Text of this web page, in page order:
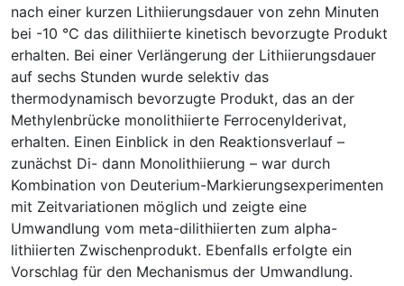
nach einer kurzen Lithiierungsdauer von zehn Minuten
bei -10 °C das dilithiierte kinetisch bevorzugte Produkt
erhalten. Bei einer Verlängerung der Lithiierungsdauer
auf sechs Stunden wurde selektiv das
thermodynamisch bevorzugte Produkt, das an der
Methylenbrücke monolithiierte Ferrocenylderivat,
erhalten. Einen Einblick in den Reaktionsverlauf –
zunächst Di- dann Monolithiierung – war durch
Kombination von Deuterium-Markierungsexperimenten
mit Zeitvariationen möglich und zeigte eine
Umwandlung vom meta-dilithiierten zum alpha-
lithiierten Zwischenprodukt. Ebenfalls erfolgte ein
Vorschlag für den Mechanismus der Umwandlung.